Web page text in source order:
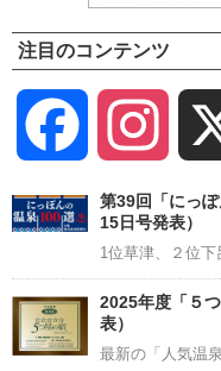
注目のコンテンツ
Facebook
第39回「にっ
15日号発表）
1位草津、２位下
2025年度「５
表）
最新の「人気温